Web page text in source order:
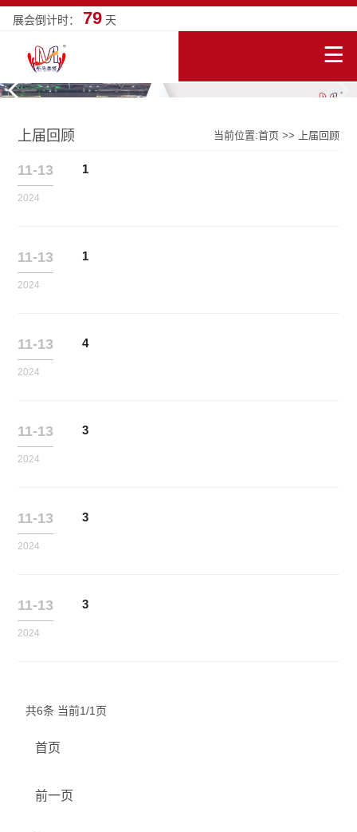
展会倒计时： 79 天
上届回顾 当前位置:首页 >> 上届回顾
11-13
2024
1
11-13
2024
1
11-13
2024
4
11-13
2024
3
11-13
2024
3
11-13
2024
3
共6条 当前1/1页
首页
前一页